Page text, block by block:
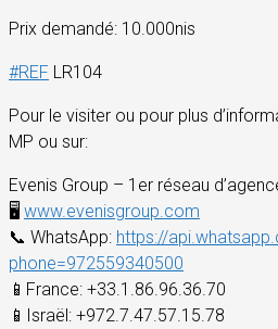
Prix demandé: 10.000nis
#REF LR104
Pour le visiter ou pour plus
MP ou sur:
Evenis Group – 1er réseau
🖥 www.evenisgroup.com
📞 WhatsApp: https://
phone=972559340500
📱 France: +33.1.86.96.36.70
📱 Israël: +972.7.47.57.15.78